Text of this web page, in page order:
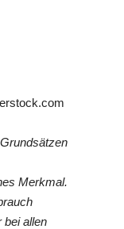
Merkmal.
bei allen